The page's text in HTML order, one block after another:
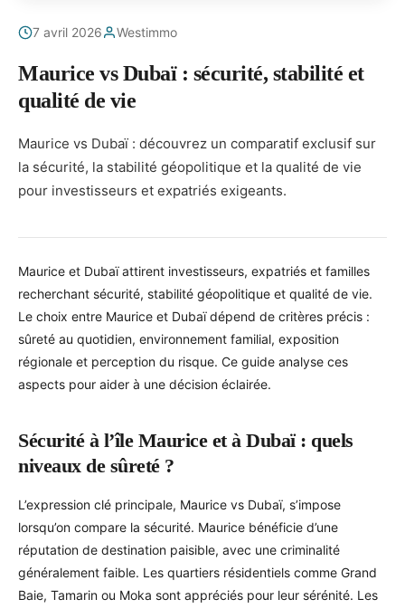
7 avril 2026 Westimmo
Maurice vs Dubaï : sécurité, stabilité et
qualité de vie
Maurice vs Dubaï : découvrez un comparatif exclusif sur
la sécurité, la stabilité géopolitique et la qualité de vie
pour investisseurs et expatriés exigeants.
Maurice et Dubaï attirent investisseurs, expatriés et familles
recherchant sécurité, stabilité géopolitique et qualité de vie.
Le choix entre Maurice et Dubaï dépend de critères précis :
sûreté au quotidien, environnement familial, exposition
régionale et perception du risque. Ce guide analyse ces
aspects pour aider à une décision éclairée.
Sécurité à l’île Maurice et à Dubaï : quels
niveaux de sûreté ?
L’expression clé principale, Maurice vs Dubaï, s’impose
lorsqu’on compare la sécurité. Maurice bénéficie d’une
réputation de destination paisible, avec une criminalité
généralement faible. Les quartiers résidentiels comme Grand
Baie, Tamarin ou Moka sont appréciés pour leur sérénité. Les